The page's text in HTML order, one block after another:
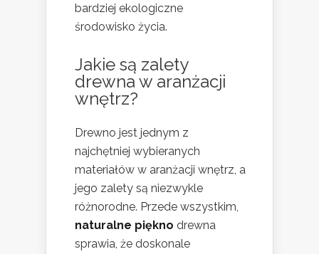
bardziej ekologiczne
środowisko życia.
Jakie są zalety
drewna w aranżacji
wnętrz?
Drewno jest jednym z
najchętniej wybieranych
materiałów w aranżacji wnętrz, a
jego zalety są niezwykle
różnorodne. Przede wszystkim,
naturalne piękno drewna
sprawia, że doskonale